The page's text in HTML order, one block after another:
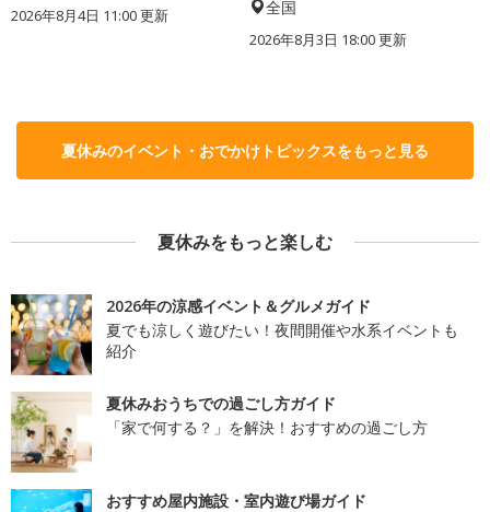
2026年8月4日 11:00更新 全国
2026年8月3日 18:00更新
夏休みのイベント・おでかけトピックスをもっと見る
夏休みをもっと楽しむ
2026年の涼感イベント＆グルメガイド
夏でも涼しく遊びたい！夜間開催や水系イベントも
紹介
夏休みおうちでの過ごし方ガイド
「家で何する？」を解決！おすすめの過ごし方
おすすめ屋内施設・室内遊び場ガイド